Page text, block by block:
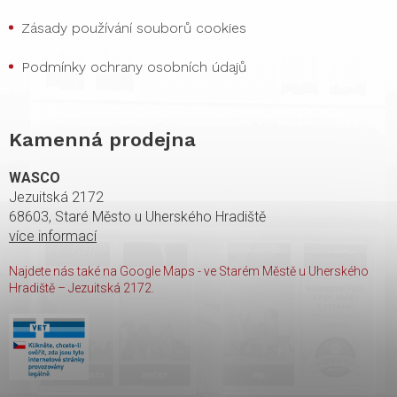
Zásady používání souborů cookies
Podmínky ochrany osobních údajů
Kamenná prodejna
WASCO
Jezuitská 2172
68603, Staré Město u Uherského Hradiště
více informací
Najdete nás také na Google Maps - ve Starém Městě u Uherského
Hradiště – Jezuitská 2172.